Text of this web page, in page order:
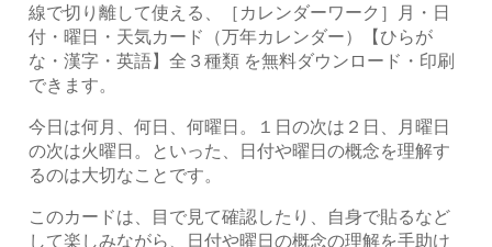
線で切り離して使える、［カレンダーワーク］月・日
付・曜日・天気カード（万年カレンダー）【ひらが
な・漢字・英語】全３種類 を無料ダウンロード・印刷
できます。
今日は何月、何日、何曜日。１日の次は２日、月曜日
の次は火曜日。といった、日付や曜日の概念を理解す
るのは大切なことです。
このカードは、目で見て確認したり、自身で貼るなど
して楽しみながら、日付や曜日の概念の理解を手助け